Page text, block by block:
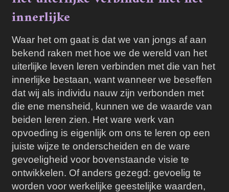
innerlijke
Waar het om gaat is dat we van jongs af aan
bekend raken met hoe we de wereld van het
uiterlijke leven leren verbinden met die van het
innerlijke bestaan, want wanneer we beseffen
dat wij als individu nauw zijn verbonden met
die ene mensheid, kunnen we de waarde van
beiden leren zien. Het ware werk van
opvoeding is eigenlijk om ons te leren op een
juiste wijze te onderscheiden en de ware
gevoeligheid voor bovenstaande visie te
ontwikkelen. Of anders gezegd: gevoelig te
worden voor werkelijke geestelijke waarden,